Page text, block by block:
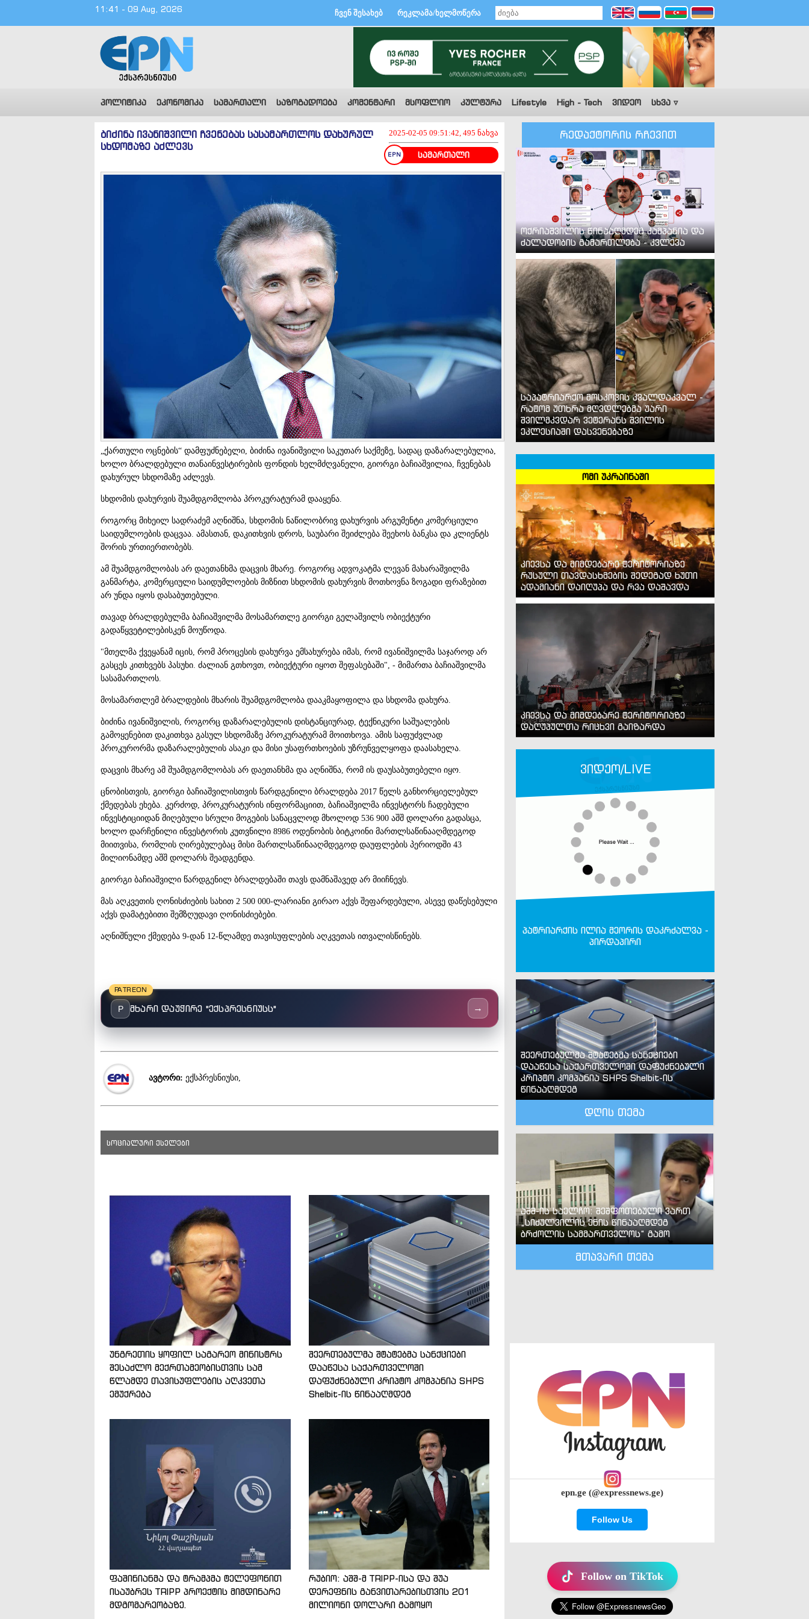
11:41 - 09 Aug, 2026 ჩვენ შესახებ რეკლამა/ხელმოწერა
პოლიტიკა ეკონომიკა სამართალი საზოგადოება კომენტარი მსოფლიო კულტურა Lifestyle High - Tech ვიდეო სხვა ▿
2025-02-05 09:51:42, 495 ნახვა
სამართალი
ბიძინა ივანიშვილი ჩვენებას სასამართლოს დახურულ
სხდომაზე აძლევს
„ქართული ოცნების“ დამფუძნებელი, ბიძინა ივანიშვილი საკუთარ საქმეზე, სადაც დაზარალებულია,
ხოლო ბრალდებული თანაინვესტირების ფონდის ხელმძღვანელი, გიორგი ბაჩიაშვილია, ჩვენებას
დახურულ სხდომაზე აძლევს.
სხდომის დახურვის შუამდგომლობა პროკურატურამ დააყენა.
როგორც მიხეილ სადრაძემ აღნიშნა, სხდომის ნაწილობრივ დახურვის არგუმენტი კომერციული
საიდუმლოების დაცვაა. ამასთან, დაკითხვის დროს, საუბარი შეიძლება შეეხოს ბანკსა და კლიენტს
შორის ურთიერთობებს.
ამ შუამდგომლობას არ დაეთანხმა დაცვის მხარე. როგორც ადვოკატმა ლევან მახარაშვილმა
განმარტა, კომერციული საიდუმლოების მიზნით სხდომის დახურვის მოთხოვნა ზოგადი ფრაზებით
არ უნდა იყოს დასაბუთებული.
თავად ბრალდებულმა ბაჩიაშვილმა მოსამართლე გიორგი გელაშვილს ობიექტური
გადაწყვეტილებისკენ მოუწოდა.
"მთელმა ქვეყანამ იცის, რომ პროცესის დახურვა ემსახურება იმას, რომ ივანიშვილმა საჯაროდ არ
გასცეს კითხვებს პასუხი. ძალიან გთხოვთ, ობიექტური იყოთ შეფასებაში", - მიმართა ბაჩიაშვილმა
სასამართლოს.
მოსამართლემ ბრალდების მხარის შუამდგომლობა დააკმაყოფილა და სხდომა დახურა.
ბიძინა ივანიშვილის, როგორც დაზარალებულის დისტანციურად, ტექნიკური საშუალების
გამოყენებით დაკითხვა გასულ სხდომაზე პროკურატურამ მოითხოვა. ამის საფუძვლად
პროკურორმა დაზარალებულის ასაკი და მისი უსაფრთხოების უზრუნველყოფა დაასახელა.
დაცვის მხარე ამ შუამდგომლობას არ დაეთანხმა და აღნიშნა, რომ ის დაუსაბუთებელი იყო.
ცნობისთვის, გიორგი ბაჩიაშვილისთვის წარდგენილი ბრალდება 2017 წელს განხორციელებულ
ქმედებას ეხება. კერძოდ, პროკურატურის ინფორმაციით, ბაჩიაშვილმა ინვესტორს ჩადებული
ინვესტიციიდან მიღებული სრული მოგების სანაცვლოდ მხოლოდ 536 900 აშშ დოლარი გადასცა,
ხოლო დარჩენილი ინვესტორის კუთვნილი 8986 ოდენობის ბიტკოინი მართლსაწინააღმდეგოდ
მიითვისა, რომლის ღირებულებაც მისი მართლსაწინააღმდეგოდ დაუფლების პერიოდში 43
მილიონამდე აშშ დოლარს შეადგენდა.
გიორგი ბაჩიაშვილი წარდგენილ ბრალდებაში თავს დამნაშავედ არ მიიჩნევს.
მას აღკვეთის ღონისძიების სახით 2 500 000-ლარიანი გირაო აქვს შეფარდებული, ასევე დაწესებული
აქვს დამატებითი შემზღუდავი ღონისძიებები.
აღნიშნული ქმედება 9-დან 12-წლამდე თავისუფლების აღკვეთას ითვალისწინებს.
PATREON
P მხარი დაუჭირე "ექსპრესნიუსს" →
ავტორი: ექსპრესნიუსი,
სოციალური ქსელები
უნგრეთის ყოფილ საგარეო მინისტრს
შესაძლო მექრთამეობისთვის სამ
წლამდე თავისუფლების აღკვეთა
ემუქრება
შეერთებულმა შტატებმა სანქციები
დააწესა საქართველოში
დაფუძნებული კრიპტო კომპანია SHPS
Shelbit-ის წინააღმდეგ
ფაშინიანმა და ტრამპმა ტელეფონით
ისაუბრეს TRIPP პროექტის მიმდინარე
მდგომარეობაზე.
რუბიო: აშშ-მ TRIPP-ისა და შუა
დერეფნის განვითარებისთვის 201
მილიონი დოლარი გამოყო
რედაქტორის რჩევით
ოქრიაშვილის წინააღმდეგ კამპანია და
ძალადობის გამართლება - კვლევა
საპატრიარქო მოსკოვის კვალდაკვალ -
რატომ უთხრა მღვდლებმა უარი
შვილმკვდარ ვეტერანს შვილის
ეკლესიაში დასვენებაზე
ომი უკრაინაში
კიევსა და მიმდებარე ტერიტორიაზე
რუსული თავდასხმების შედეგად ხუთი
ადამიანი დაიღუპა და რვა დაშავდა
კიევსა და მიმდებარე ტერიტორიაზე
დაღუპულთა რიცხვი გაიზარდა
ვიდეო/LIVE
პატრიარქის ილია მეორის დაკრძალვა -
პირდაპირი
შეერთებულმა შტატებმა სანქციები
დააწესა საქართველოში დაფუძნებული
კრიპტო კომპანია SHPS Shelbit-ის
წინააღმდეგ
დღის თემა
აშშ-ის საელჩო: შეშფოთებული ვართ
„სიძულვილის ენის წინააღმდეგ
ბრძოლის სამმართველოს“ გამო
მთავარი თემა
epn.ge (@expressnews.ge)
Follow Us
Follow on TikTok